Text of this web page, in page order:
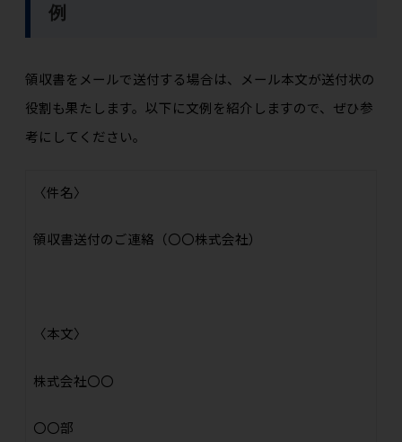
例
領収書をメールで送付する場合は、メール本文が送付状の
役割も果たします。以下に文例を紹介しますので、ぜひ参
考にしてください。
〈件名〉
領収書送付のご連絡（〇〇株式会社）
〈本文〉
株式会社〇〇
〇〇部